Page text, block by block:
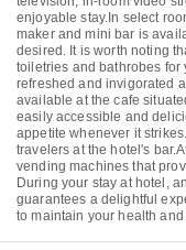
enjoyable stay.In select
maker and mini bar is
desired. It is worth noting
toiletries and bathrobes
refreshed and invigorated
available at the cafe
easily accessible and
appetite whenever it
travelers at the hotel's
vending machines that
During your stay at hotel,
guarantees a delightful
to maintain your health